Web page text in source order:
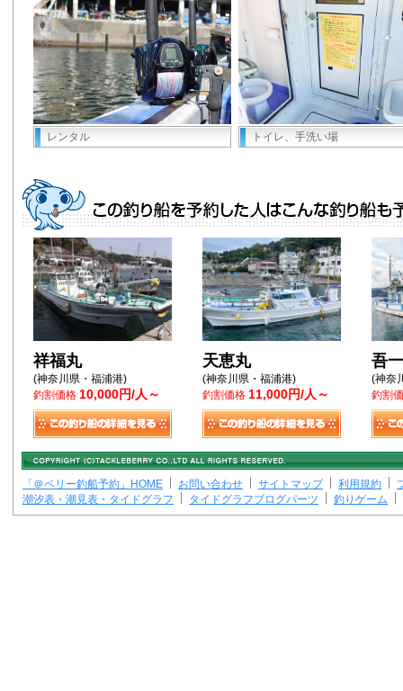
レンタル トイレ、手洗い場
祥福丸
(神奈川県・福浦港)
釣割価格 10,000円/人～
天恵丸
(神奈川県・福浦港)
釣割価格 11,000円/人～
吾
(神奈
釣割
「＠ベリー釣船予約」HOME お問い合わせ サイトマップ 利用規約
潮汐表・潮見表・タイドグラフ
タイドグラフブログパーツ 釣りゲーム